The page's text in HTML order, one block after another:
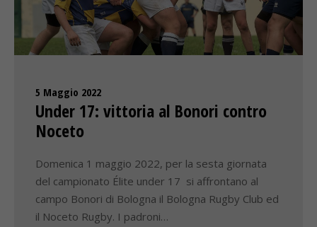
5 Maggio 2022
Under 17: vittoria al Bonori contro
Noceto
Domenica 1 maggio 2022, per la sesta giornata
del campionato Élite under 17 si affrontano al
campo Bonori di Bologna il Bologna Rugby Club ed
il Noceto Rugby. I padroni…